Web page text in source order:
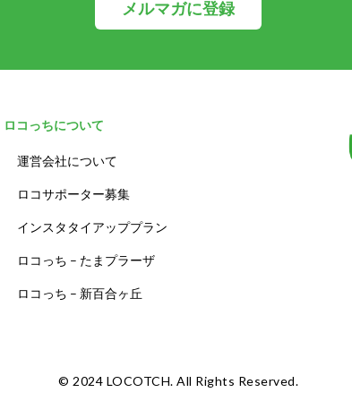
メルマガに登録
ロコっちについて
運営会社について
ロコサポーター募集
インスタタイアッププラン
ロコっち – たまプラーザ
ロコっち – 新百合ヶ丘
©️ 2024 LOCOTCH. All Rights Reserved.